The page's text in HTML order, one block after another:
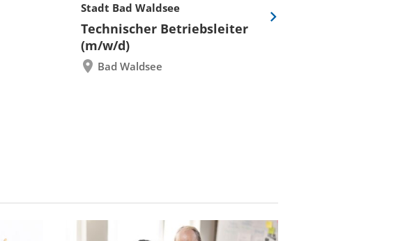
Stadt Bad Waldsee
Technischer Betriebsleiter
(m/w/d)
Bad Waldsee
Eine